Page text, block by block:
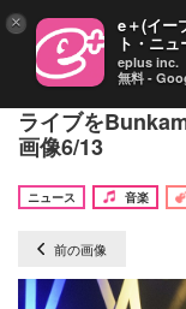
ヴァイオリニス
ライブを
画像6/13
ニュース
音楽
前の画像
× e＋(イー
ト・ニ
eplus inc.
無料 -